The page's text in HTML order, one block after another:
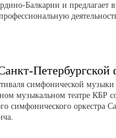
Балкарии и предлагает
симфонической
музыкальном театре КБР
симфонического